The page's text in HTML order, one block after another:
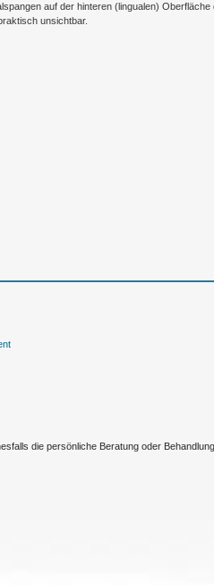
auf der hinteren (lingualen) Oberfläche
unsichtbar.
die persönliche Beratung oder